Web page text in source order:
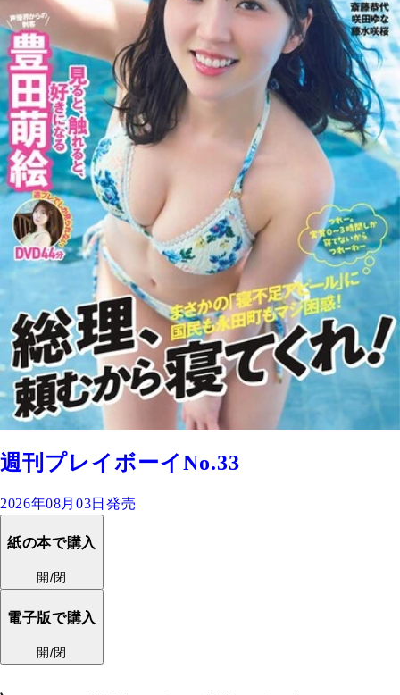
週刊プレイボーイNo.33
2026年08月03日発売
紙の本で購入
開/閉
電子版で購入
開/閉